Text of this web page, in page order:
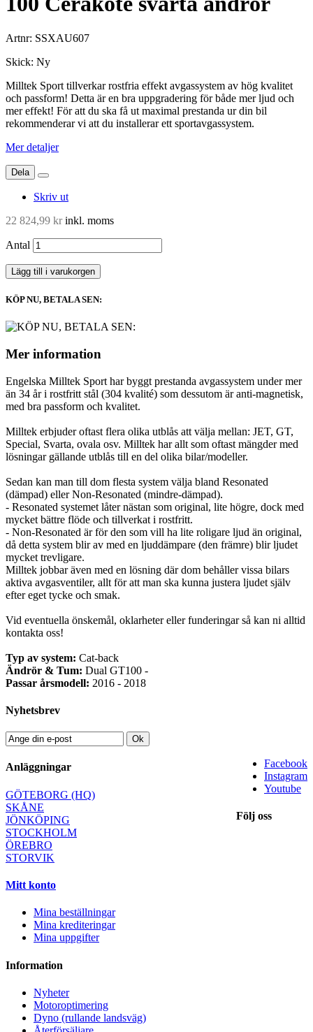
Artnr: SSXAU607
Skick: Ny
Milltek Sport tillverkar rostfria effekt avgassystem av hög kvalitet
och passform! Detta är en bra uppgradering för både mer ljud och
mer effekt! För att du ska få ut maximal prestanda ur din bil
rekommenderar vi att du installerar ett sportavgassystem.
Mer detaljer
Dela
Skriv ut
22 824,99 krinkl. moms
Antal
Lägg till i varukorgen
KÖP NU, BETALA SEN:
Mer information
Engelska Milltek Sport har byggt prestanda avgassystem under mer
än 34 år i rostfritt stål (304 kvalité) som dessutom är anti-magnetisk,
med bra passform och kvalitet.
Milltek erbjuder oftast flera olika utblås att välja mellan: JET, GT,
Special, Svarta, ovala osv. Milltek har allt som oftast mängder med
lösningar gällande utblås till en del olika bilar/modeller.
Sedan kan man till dom flesta system välja bland Resonated
(dämpad) eller Non-Resonated (mindre-dämpad).
- Resonated systemet låter nästan som original, lite högre, dock med
mycket bättre flöde och tillverkat i rostfritt.
- Non-Resonated är för den som vill ha lite roligare ljud än original,
då detta system blir av med en ljuddämpare (den främre) blir ljudet
mycket trevligare.
Milltek jobbar även med en lösning där dom behåller vissa bilars
aktiva avgasventiler, allt för att man ska kunna justera ljudet själv
efter eget tycke och smak.
Vid eventuella önskemål, oklarheter eller funderingar så kan ni alltid
kontakta oss!
Typ av system: Cat-back
Ändrör & Tum: Dual GT100 -
Passar årsmodell: 2016 - 2018
Nyhetsbrev
Ok
Facebook
Instagram
Youtube
Följ oss
Anläggningar
GÖTEBORG (HQ)
SKÅNE
JÖNKÖPING
STOCKHOLM
ÖREBRO
STORVIK
Mitt konto
Mina beställningar
Mina krediteringar
Mina uppgifter
Information
Nyheter
Motoroptimering
Dyno (rullande landsväg)